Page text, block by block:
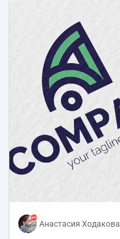
Анастасия Ходакова